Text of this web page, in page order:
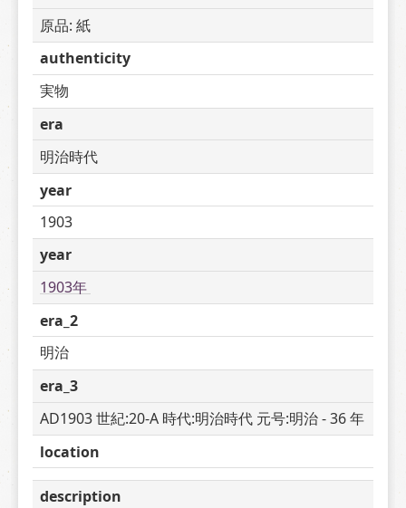
原品: 紙
authenticity
実物
era
明治時代
year
1903
year
1903年
era_2
明治
era_3
AD1903 世紀:20-A 時代:明治時代 元号:明治 - 36 年
location
description